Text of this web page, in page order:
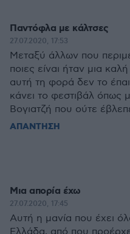
Παντόφλα με κάλτσες
27.07.2020, 17:53
Μεταξύ άλλων που
ποιες είναι ήταν μια
αυτή τη φορά δεν το
κάνει το φεστιβάλ όπως
Βογιατζή που ούτε
ΑΠΑΝΤΗΣΗ
Μια απορία έχω
27.07.2020, 17:45
Αυτή η μανία που έχει